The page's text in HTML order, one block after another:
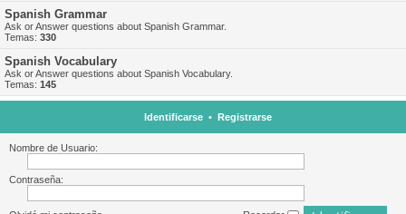
Spanish Grammar
Ask or Answer questions about Spanish Grammar.
Temas: 330
Spanish Vocabulary
Ask or Answer questions about Spanish Vocabulary.
Temas: 145
Identificarse• Registrarse
Nombre de Usuario:
Contraseña: